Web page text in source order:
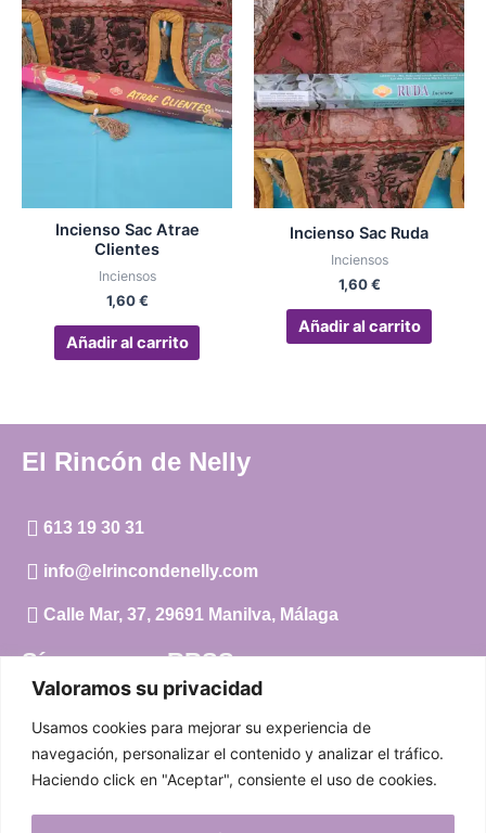
Valoramos su privacidad
Usamos cookies para mejorar su experiencia de
navegación, personalizar el contenido y analizar el tráfico.
Haciendo click en "Aceptar", consiente el uso de cookies.
Incienso Sac Atrae
Clientes
Inciensos
1,60€
Añadir al carrito
Incienso Sac Ruda
Inciensos
1,60€
Añadir al carrito
El Rincón de Nelly
613 19 30 31
info@elrincondenelly.com
Calle Mar, 37, 29691 Manilva, Málaga
Síguenos en RRSS
Facebook